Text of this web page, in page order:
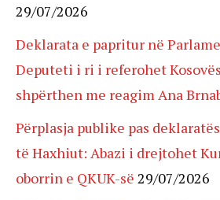
29/07/2026
Deklarata e papritur në
Deputeti i ri i referohet
shpërthen me reagim Ana
Përplasja publike pas
të Haxhiut: Abazi i drejtohet
oborrin e QKUK-së 29/07/2026